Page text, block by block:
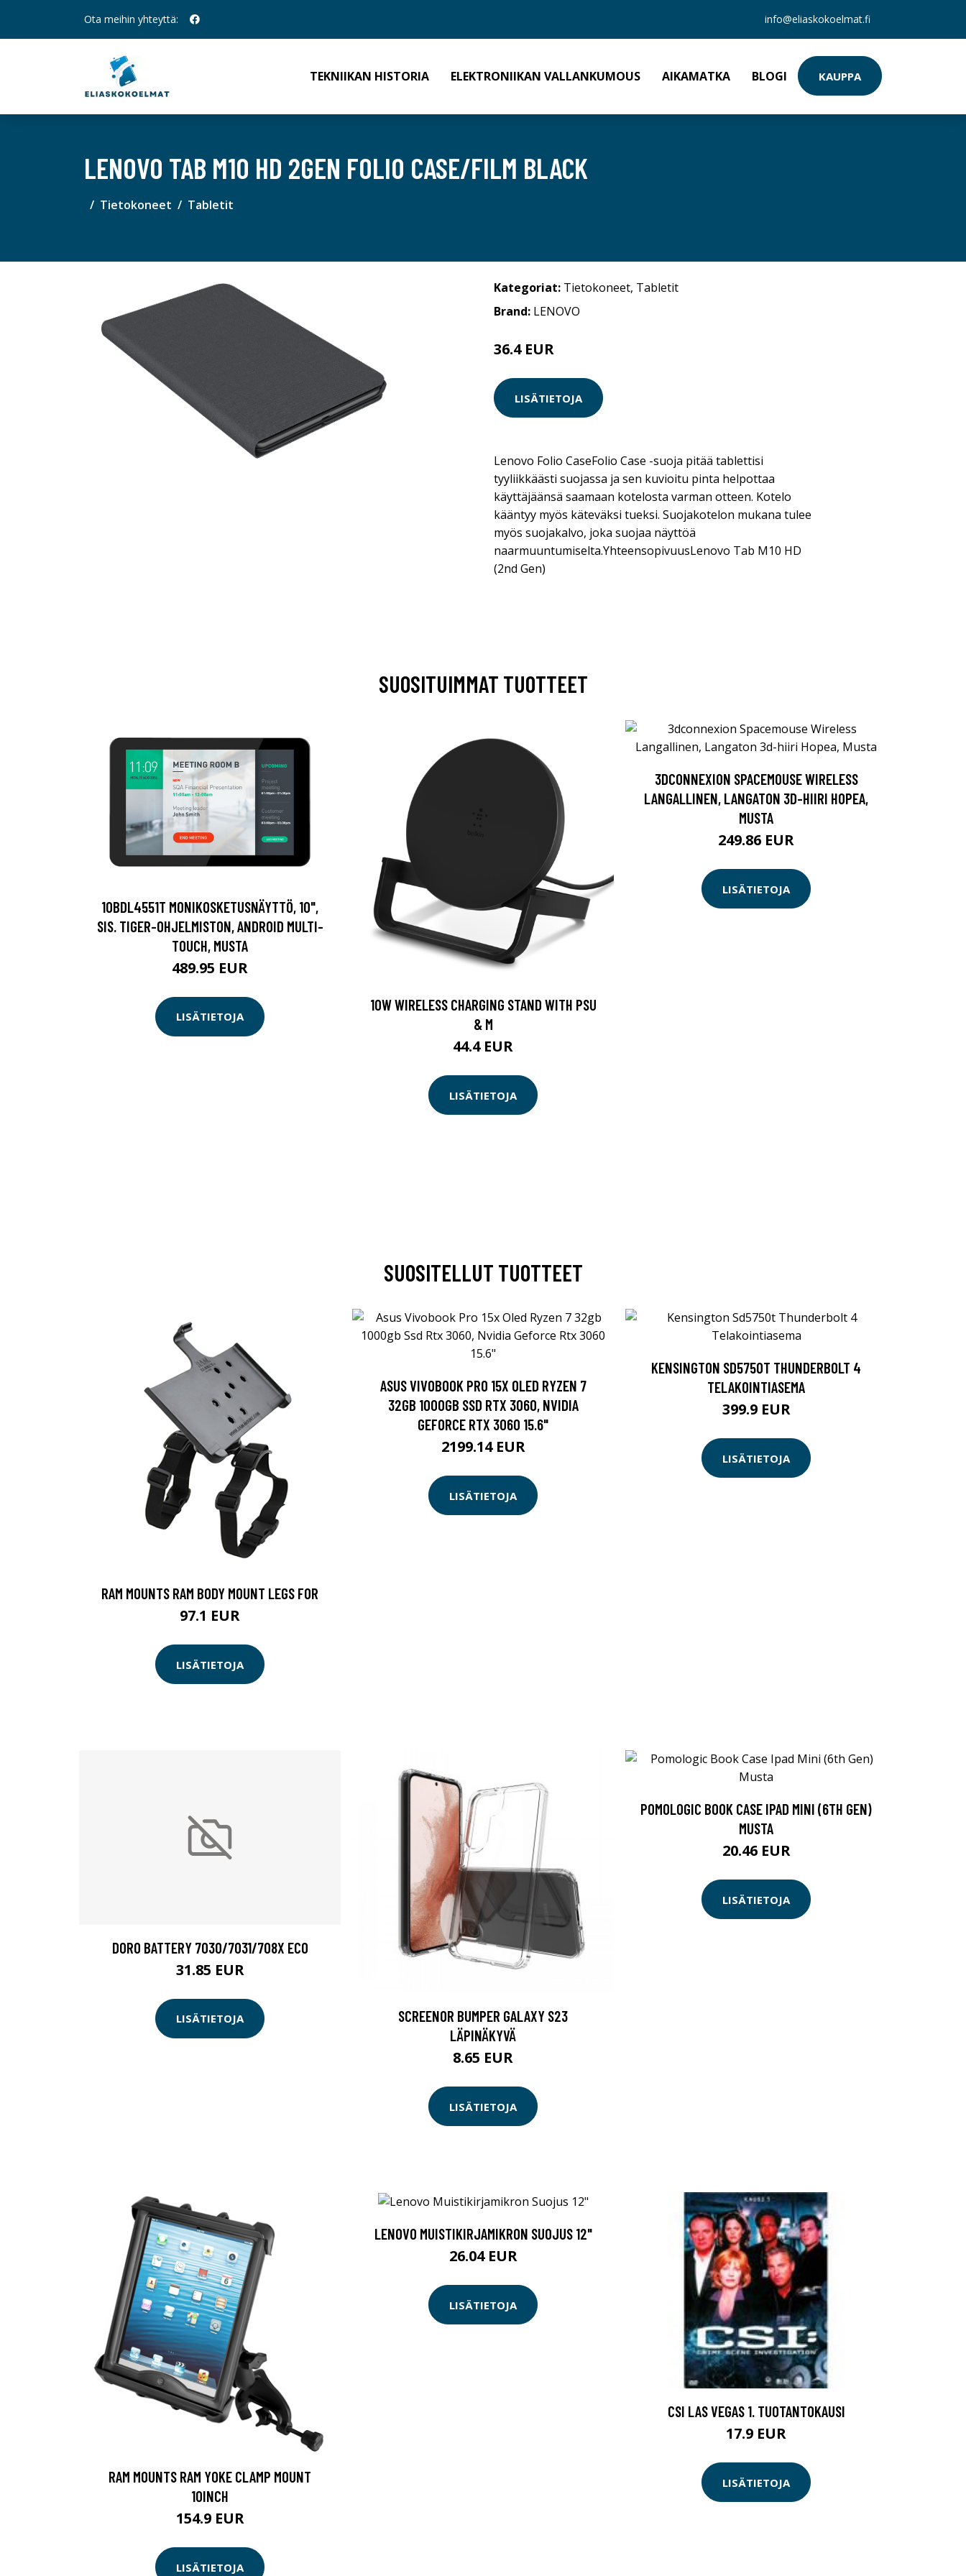
Ota meihin yhteyttä: info@eliaskokoelmat.fi
TEKNIIKAN HISTORIA ELEKTRONIIKAN VALLANKUMOUS AIKAMATKA BLOGI KAUPPA
LENOVO TAB M10 HD 2GEN FOLIO CASE/FILM BLACK
Tietokoneet Tabletit
Kategoriat: Tietokoneet, Tabletit
Brand: LENOVO
36.4 EUR
LISÄTIETOJA
Lenovo Folio CaseFolio Case -suoja pitää tablettisi
tyyliikkäästi suojassa ja sen kuvioitu pinta helpottaa
käyttäjäänsä saamaan kotelosta varman otteen. Kotelo
kääntyy myös käteväksi tueksi. Suojakotelon mukana tulee
myös suojakalvo, joka suojaa näyttöä
naarmuuntumiselta.YhteensopivuusLenovo Tab M10 HD
(2nd Gen)
SUOSITUIMMAT TUOTTEET
10BDL4551T MONIKOSKETUSNÄYTTÖ, 10",
SIS. TIGER-OHJELMISTON, ANDROID MULTI-
TOUCH, MUSTA
489.95 EUR
LISÄTIETOJA
10W WIRELESS CHARGING STAND WITH PSU
& M
44.4 EUR
LISÄTIETOJA
3DCONNEXION SPACEMOUSE WIRELESS
LANGALLINEN, LANGATON 3D-HIIRI HOPEA,
MUSTA
249.86 EUR
LISÄTIETOJA
SUOSITELLUT TUOTTEET
RAM MOUNTS RAM BODY MOUNT LEGS FOR
97.1 EUR
LISÄTIETOJA
ASUS VIVOBOOK PRO 15X OLED RYZEN 7
32GB 1000GB SSD RTX 3060, NVIDIA
GEFORCE RTX 3060 15.6"
2199.14 EUR
LISÄTIETOJA
KENSINGTON SD5750T THUNDERBOLT 4
TELAKOINTIASEMA
399.9 EUR
LISÄTIETOJA
DORO BATTERY 7030/7031/708X ECO
31.85 EUR
LISÄTIETOJA
SCREENOR BUMPER GALAXY S23
LÄPINÄKYVÄ
8.65 EUR
LISÄTIETOJA
POMOLOGIC BOOK CASE IPAD MINI (6TH GEN)
MUSTA
20.46 EUR
LISÄTIETOJA
RAM MOUNTS RAM YOKE CLAMP MOUNT
10INCH
154.9 EUR
LISÄTIETOJA
LENOVO MUISTIKIRJAMIKRON SUOJUS 12"
26.04 EUR
LISÄTIETOJA
CSI LAS VEGAS 1. TUOTANTOKAUSI
17.9 EUR
LISÄTIETOJA